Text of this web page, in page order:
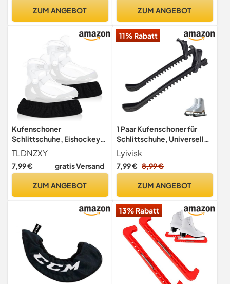
Eishockey und Bauer
Schutz der Kufen für Kinder
und Erwachsene
ZUM ANGEBOT ZUM ANGEBOT
Kufenschoner
Schlittschuhe, Eishockey
Elastische Kufenstrümpfe,
Schlittschuh schoner für
Eishockey und
kufenschoner Kufenschutz
TLDNZXY
7,99 € gratis Versand
ZUM ANGEBOT
11% Rabatt
1 Paar Kufenschoner für
Schlittschuhe, Universeller
und Verstellbarer
Schlittschuhschutz für
Eishockey & Eiskunstlauf,
Kinder und Erwachsene
Lyivisk
7,99 € 8,99 €
ZUM ANGEBOT
13% Rabatt